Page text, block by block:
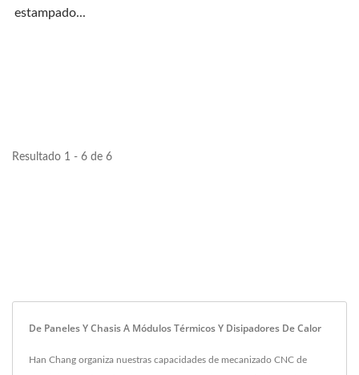
estampado...
Resultado 1 - 6 de 6
De Paneles Y Chasis A Módulos Térmicos Y Disipadores De Calor
Han Chang organiza nuestras capacidades de mecanizado CNC de